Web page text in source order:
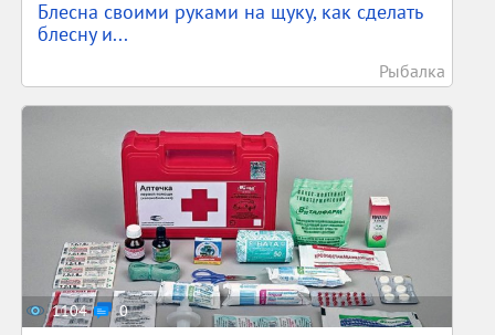
Блесна своими руками на щуку, как сделать
блесну и...
Рыбалка
1104 0